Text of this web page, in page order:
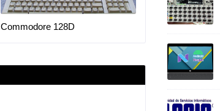
Commodore 128D